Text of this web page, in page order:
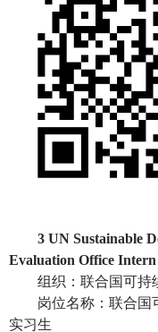
3 UN Sustainable
Evaluation Office Intern
组织：联合国可持
岗位名称：联合国
实习生